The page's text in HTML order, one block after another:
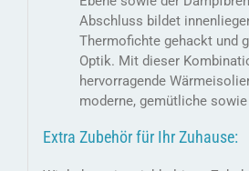
Abschluss bildet
Thermofichte gehackt und
Optik. Mit dieser
hervorragende
moderne, gemütliche
Extra Zubehör für Ihr Zuhause: